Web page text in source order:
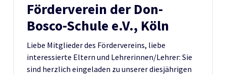
Förderverein der Don-
Bosco-Schule e.V., Köln
Liebe Mitglieder des Fördervereins, liebe
interessierte Eltern und Lehrerinnen/Lehrer: Sie
sind herzlich eingeladen zu unserer diesjährigen